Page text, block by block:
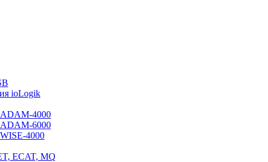
ioLogik
ADAM-4000
ADAM-6000
4000
ECAT, MQ